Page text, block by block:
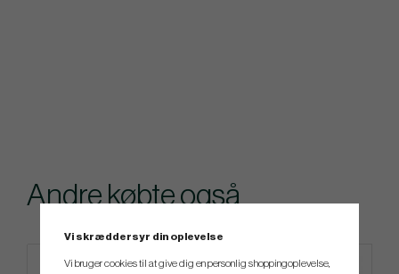
Andre købte også
Vi skræddersyr din oplevelse
Vi bruger cookies til at give dig en personlig shoppingoplevelse,